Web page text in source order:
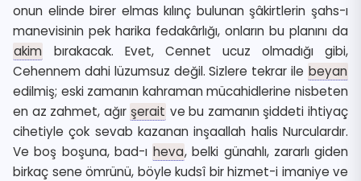
onun elinde birer elmas kılınç bulunan şâkirtlerin şahs-ı
manevisinin pek harika fedakârlığı, onların bu planını da
akim bırakacak. Evet, Cennet ucuz olmadığı gibi,
Cehennem dahi lüzumsuz değil. Sizlere tekrar ile beyan
edilmiş; eski zamanın kahraman mücahidlerine nisbeten
en az zahmet, ağır şerait ve bu zamanın şiddeti ihtiyaç
cihetiyle çok sevab kazanan inşaallah halis Nurculardır.
Ve boş boşuna, bad-ı heva, belki günahlı, zararlı giden
birkaç sene ömrünü, böyle kudsî bir hizmet-i imaniye ve